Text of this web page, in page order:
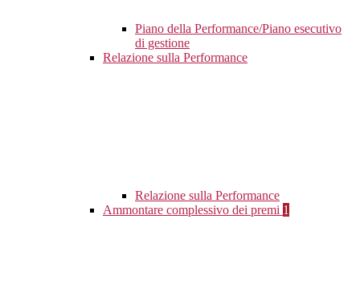
Piano della Performance/Piano esecutivo
di gestione
Relazione sulla Performance
Relazione sulla Performance
Ammontare complessivo dei premi 1